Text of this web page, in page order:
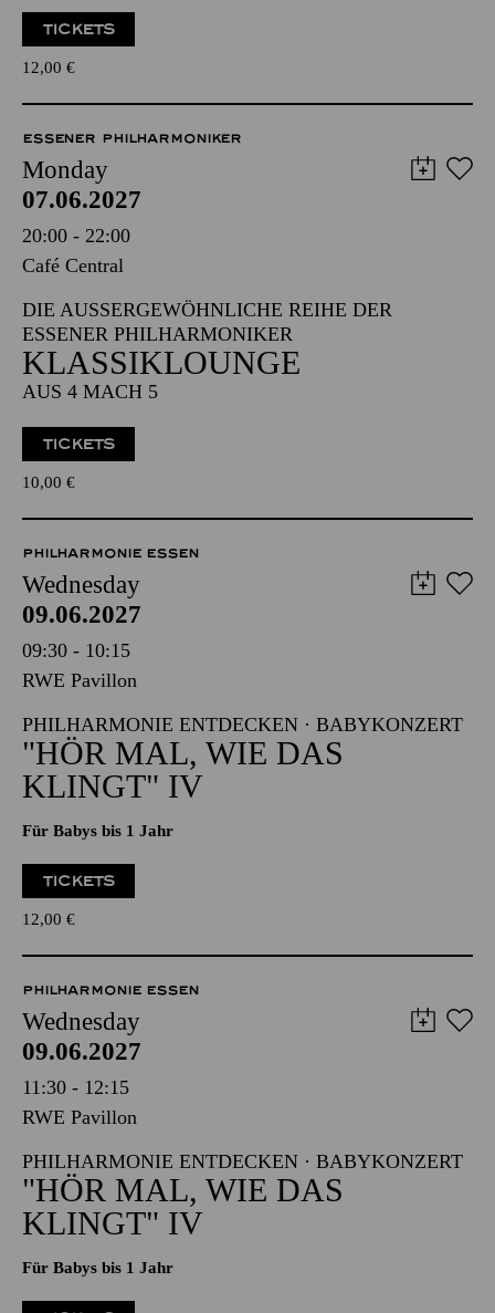
TICKETS
12,00 €
ESSENER PHILHARMONIKER
Monday
07.06.2027
20:00 - 22:00
Café Central
DIE AUSSERGEWÖHNLICHE REIHE DER E
SSENER PHILHARMONIKER
KLASSIKLOUNGE
AUS 4 MACH 5
TICKETS
10,00 €
PHILHARMONIE ESSEN
Wednesday
09.06.2027
09:30 - 10:15
RWE Pavillon
PHILHARMONIE ENTDECKEN · BABYKONZERT
"HÖR MAL, WIE DAS
KLINGT" IV
Für Babys bis 1 Jahr
TICKETS
12,00 €
PHILHARMONIE ESSEN
Wednesday
09.06.2027
11:30 - 12:15
RWE Pavillon
PHILHARMONIE ENTDECKEN · BABYKONZERT
"HÖR MAL, WIE DAS
KLINGT" IV
Für Babys bis 1 Jahr